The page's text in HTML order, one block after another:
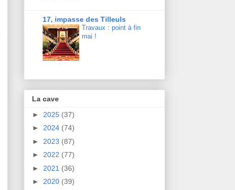
17, impasse des Tilleuls
Travaux : point à fin
mai !
La cave
► 2025 (37)
► 2024 (74)
► 2023 (87)
► 2022 (77)
► 2021 (36)
► 2020 (39)